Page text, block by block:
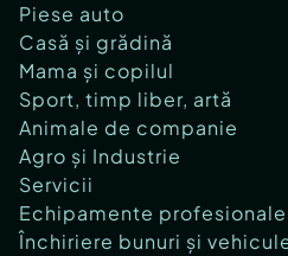
Piese auto
Casă și grădină
Mama și copilul
Sport, timp liber, artă
Animale de companie
Agro și Industrie
Servicii
Echipamente
Închiriere bunuri și